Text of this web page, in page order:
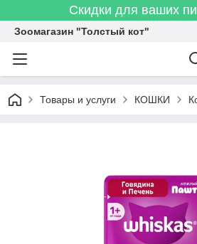
Скидки для ваших
Зоомагазин "Толстый кот"
Товары и услуги КОШКИ